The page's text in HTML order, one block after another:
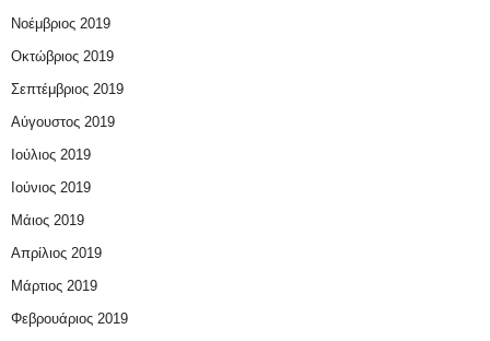
Νοέμβριος 2019
Οκτώβριος 2019
Σεπτέμβριος 2019
Αύγουστος 2019
Ιούλιος 2019
Ιούνιος 2019
Μάιος 2019
Απρίλιος 2019
Μάρτιος 2019
Φεβρουάριος 2019